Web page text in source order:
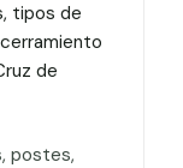
tipos de
de
postes,